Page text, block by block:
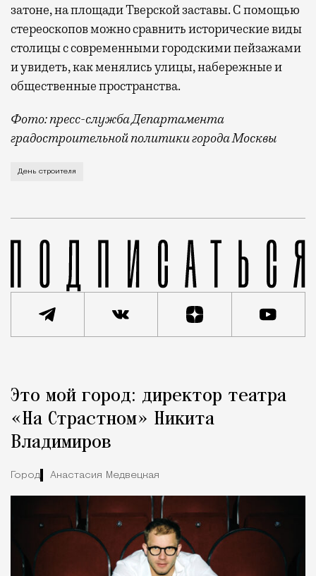
затоне, на площади Тверской заставы. С помощью
стереоскопов можно сравнить исторические виды
столицы с современными городскими пейзажами
и увидеть, как менялись улицы, набережные и
общественные пространства.
Фото: пресс-служба Департамента
градостроительной политики города Москвы
В этом году профессиональный праздник День
День строителя
Город
Это мой город: директор театра
«На Страстном» Никита
Владимиров
Город Анастасия Медвецкая